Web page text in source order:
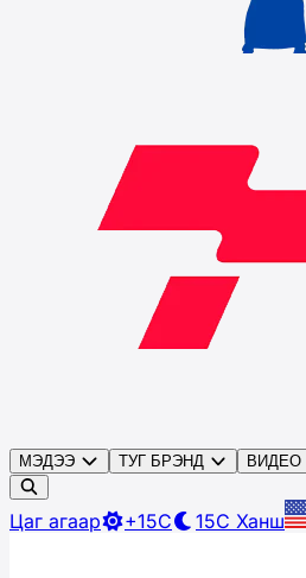
МЭДЭЭ ТУГ БРЭНД ВИДЕО
Цаг агаар +15C 15C Ханш